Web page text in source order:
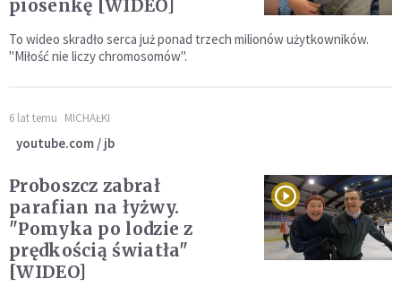
piosenkę [WIDEO]
To wideo skradło serca już ponad trzech milionów użytkowników.
"Miłość nie liczy chromosomów".
6 lat temu MICHAŁKI
youtube.com / jb
Proboszcz zabrał
parafian na łyżwy.
"Pomyka po lodzie z
prędkością światła"
[WIDEO]